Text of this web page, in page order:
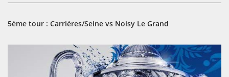
5ème tour : Carrières/Seine vs Noisy Le Grand